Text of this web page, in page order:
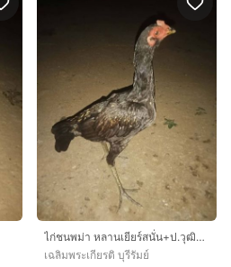
ไก่ชนพม่า หลานเยียร์สนั่น+ป.วุฒิ100
เฉลิมพระเกียรติ บุรีรัมย์